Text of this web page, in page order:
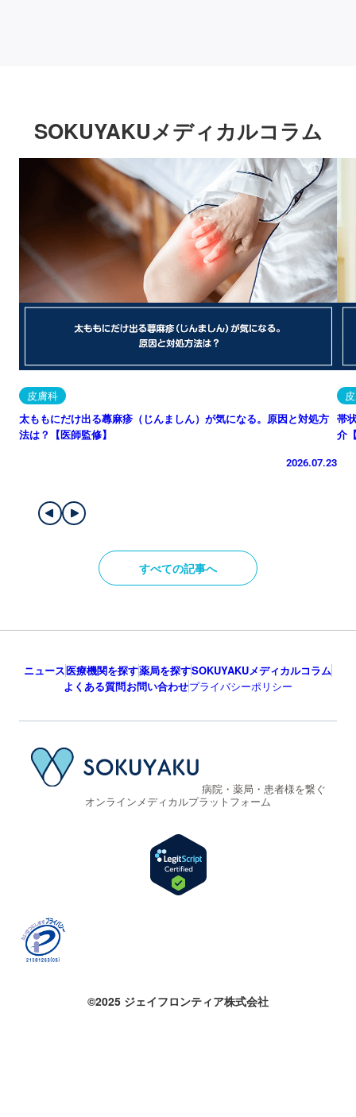
SOKUYAKUメディカルコラム
皮膚科
太ももにだけ出る蕁麻疹（じんましん）が気になる。原因と対処方
法は？【医師監修】
2026.07.23
帯
介
すべての記事へ
ニュース医療機関を探す薬局を探すSOKUYAKUメディカルコラム
よくある質問お問い合わせプライバシーポリシー
病院・薬局・患者様を繋ぐ
オンラインメディカルプラットフォーム
©2025 ジェイフロンティア株式会社